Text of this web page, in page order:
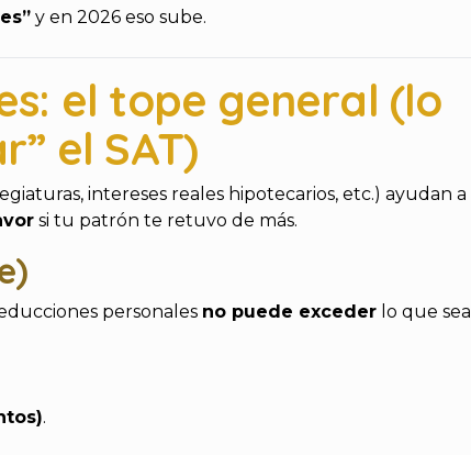
y en 2026 eso sube.
el tope general (lo
el SAT)
intereses reales hipotecarios, etc.) ayudan a
si tu patrón te retuvo de más.
personales no puede exceder lo que sea
.